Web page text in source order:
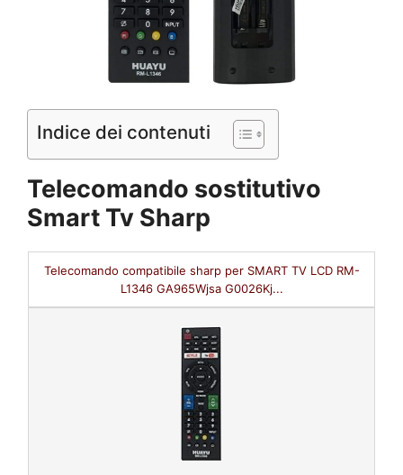
Indice dei contenuti
Telecomando sostitutivo
Smart Tv Sharp
Telecomando compatibile sharp per SMART TV LCD RM-
L1346 GA965Wjsa G0026Kj...